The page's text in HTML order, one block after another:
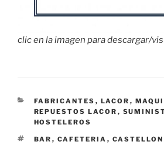
clic en la imagen para descargar/
CATEGORÍAS
FABRICANTES , LACOR ,
REPUESTOS LACOR ,
HOSTELEROS
ETIQUETAS
BAR , CAFETERIA , CASTELLON